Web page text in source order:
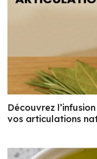
Découvrez
vos articulations